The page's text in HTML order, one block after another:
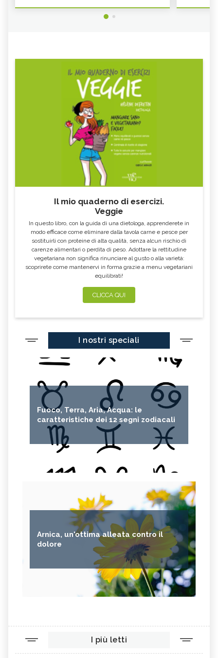
Il mio quaderno di esercizi.
Veggie
In questo libro, con la guida di una dietologa, apprenderete in
modo efficace come eliminare dalla tavola carne e pesce per
sostituirli con proteine di alta qualità, senza alcun rischio di
carenze alimentari o perdita di peso. Adottare la rettitudine
vegetariana non significa rinunciare al gusto o alla varietà:
scoprirete come mantenervi in forma grazie a menu vegetariani
equilibrati!
CLICCA QUI
I nostri speciali
Fuoco, Terra, Aria, Acqua: le
caratteristiche dei 12 segni zodiacali
Arnica, un'ottima alleata contro il
dolore
I più letti